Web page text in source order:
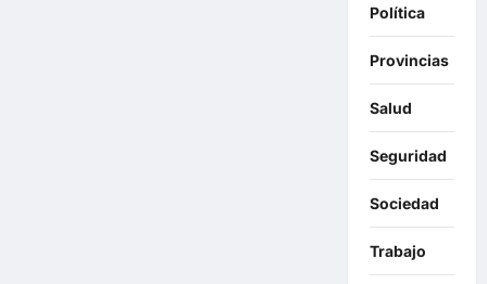
Política
Provincias
Salud
Seguridad
Sociedad
Trabajo